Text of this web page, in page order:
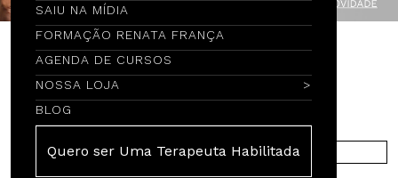
SAIU NA MÍDIA
FORMAÇÃO RENATA FRANÇA
AGENDA DE CURSOS
NOSSA LOJA
BLOG
Quero ser Uma Terapeuta Habilitada
Encontre por Nome
COMPRE NA EUROPA